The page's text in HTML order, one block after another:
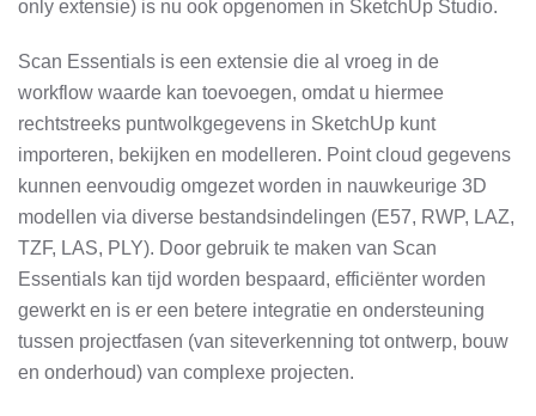
only extensie) is nu ook opgenomen in SketchUp Studio.
Scan Essentials is een extensie die al vroeg in de
workflow waarde kan toevoegen, omdat u hiermee
rechtstreeks puntwolkgegevens in SketchUp kunt
importeren, bekijken en modelleren. Point cloud gegevens
kunnen eenvoudig omgezet worden in nauwkeurige 3D
modellen via diverse bestandsindelingen (E57, RWP, LAZ,
TZF, LAS, PLY). Door gebruik te maken van Scan
Essentials kan tijd worden bespaard, efficiënter worden
gewerkt en is er een betere integratie en ondersteuning
tussen projectfasen (van siteverkenning tot ontwerp, bouw
en onderhoud) van complexe projecten.